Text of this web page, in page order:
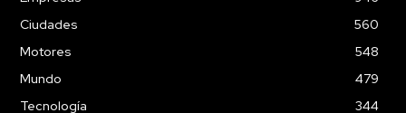
Ciudades
560
Motores
548
Mundo
479
Tecnología
344